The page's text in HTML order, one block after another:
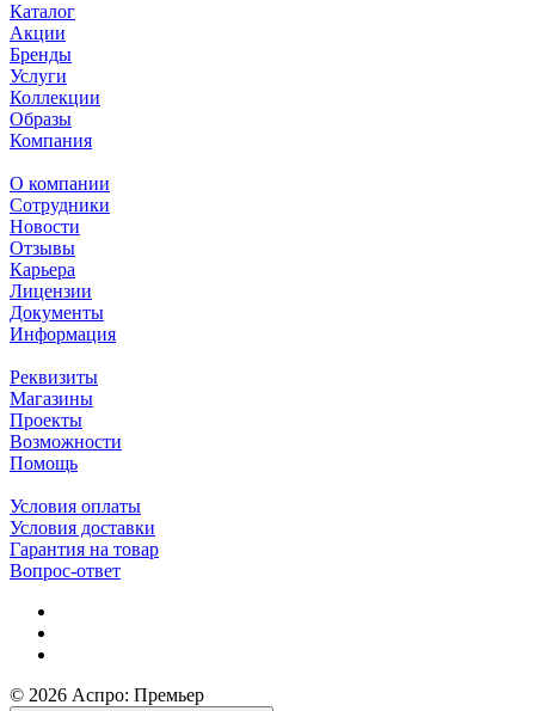
Каталог
Акции
Бренды
Услуги
Коллекции
Образы
Компания
О компании
Сотрудники
Новости
Отзывы
Карьера
Лицензии
Документы
Информация
Реквизиты
Магазины
Проекты
Возможности
Помощь
Условия оплаты
Условия доставки
Гарантия на товар
Вопрос-ответ
© 2026 Аспро: Премьер